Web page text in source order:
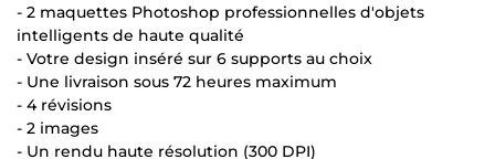
- 2 maquettes Photoshop professionnelles d'objets
intelligents de haute qualité
- Votre design inséré sur 6 supports au choix
- Une livraison sous 72 heures maximum
- 4 révisions
- 2 images
- Un rendu haute résolution (300 DPI)